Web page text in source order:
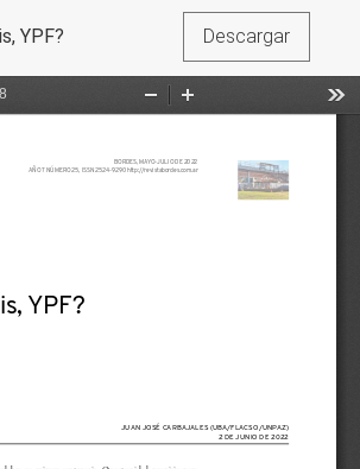
detalles del artículo
YPF? Descargar